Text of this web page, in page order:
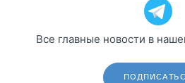
Все главные новости в